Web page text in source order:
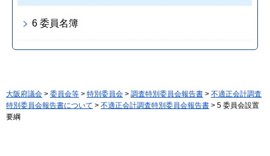
6 委員名簿
大阪府議会 > 委員会等 > 特別委員会 > 調査特別委員会報告書 > 不適正会計調査
特別委員会報告書について > 不適正会計調査特別委員会報告書 > 5 委員会設置
要綱